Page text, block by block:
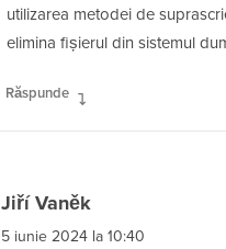
utilizarea metodei de
elimina fișierul din sistemul
Răspunde
Jiří Vaněk
5 iunie 2024 la 10:40